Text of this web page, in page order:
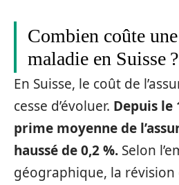
Combien coûte
maladie en Suisse ?
En Suisse, le coût de
cesse d’évoluer. Depuis le
prime moyenne de
haussé de 0,2 %. Selon
géographique, la révision